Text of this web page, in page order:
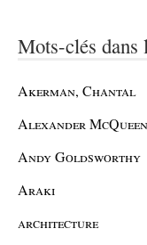
Mots-clés dans
Akerman, Chantal
Alexander McQueen
Andy Goldsworthy
Araki
architecture